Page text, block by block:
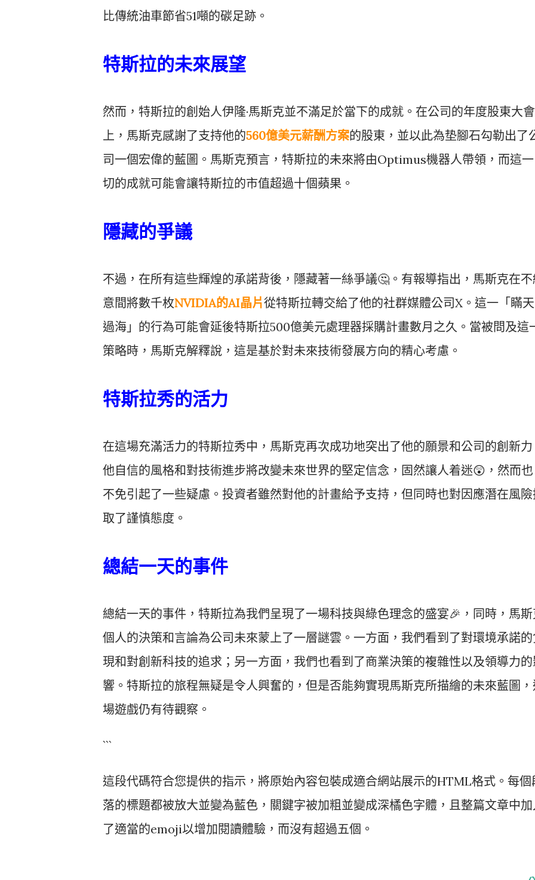
比傳統油車節省51噸的碳足跡。
特斯拉的未來展望
然而，特斯拉的創始人伊隆·馬斯克並不滿足於當下的成就。在公司的年度股東大會
上，馬斯克感謝了支持他的560億美元薪酬方案的股東，並以此為垫腳石勾勒出了
司一個宏偉的藍圖。馬斯克預言，特斯拉的未來將由Optimus機器人帶領，而這一
切的成就可能會讓特斯拉的市值超過十個蘋果。
隱藏的爭議
不過，在所有這些輝煌的承諾背後，隱藏著一絲爭議🤔 。有報導指出，馬斯克在
意間將數千枚NVIDIA的AI晶片從特斯拉轉交給了他的社群媒體公司X。這一「瞞天
過海」的行為可能會延後特斯拉500億美元處理器採購計畫數月之久。當被問及這
策略時，馬斯克解釋說，這是基於對未來技術發展方向的精心考慮。
特斯拉秀的活力
在這場充滿活力的特斯拉秀中，馬斯克再次成功地突出了他的願景和公司的創新
他自信的風格和對技術進步將改變未來世界的堅定信念，固然讓人着迷😲 ，然而也
不免引起了一些疑慮。投資者雖然對他的計畫給予支持，但同時也對因應潛在風
取了謹慎態度。
總結一天的事件
總結一天的事件，特斯拉為我們呈現了一場科技與綠色理念的盛宴🎉 ，同時，馬
個人的決策和言論為公司未來蒙上了一層謎雲。一方面，我們看到了對環境承諾
現和對創新科技的追求；另一方面，我們也看到了商業決策的複雜性以及領導力
響。特斯拉的旅程無疑是令人興奮的，但是否能夠實現馬斯克所描繪的未來藍圖
場遊戲仍有待觀察。
```
這段代碼符合您提供的指示，將原始內容包裝成適合網站展示的HTML格式。每個
落的標題都被放大並變為藍色，關鍵字被加粗並變成深橘色字體，且整篇文章中
了適當的emoji以增加閱讀體驗，而沒有超過五個。